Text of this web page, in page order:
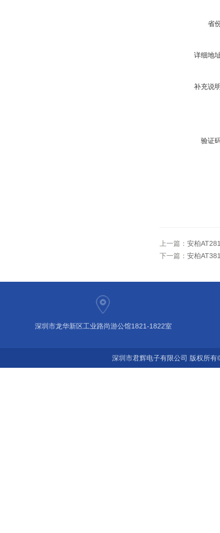
省
详细地
补充说
验证
上一篇： 安柏
下一篇： 安柏
深圳市龙华新区工业路尚游公馆1821-1822室
深圳市君辉电子有限公司 版权所